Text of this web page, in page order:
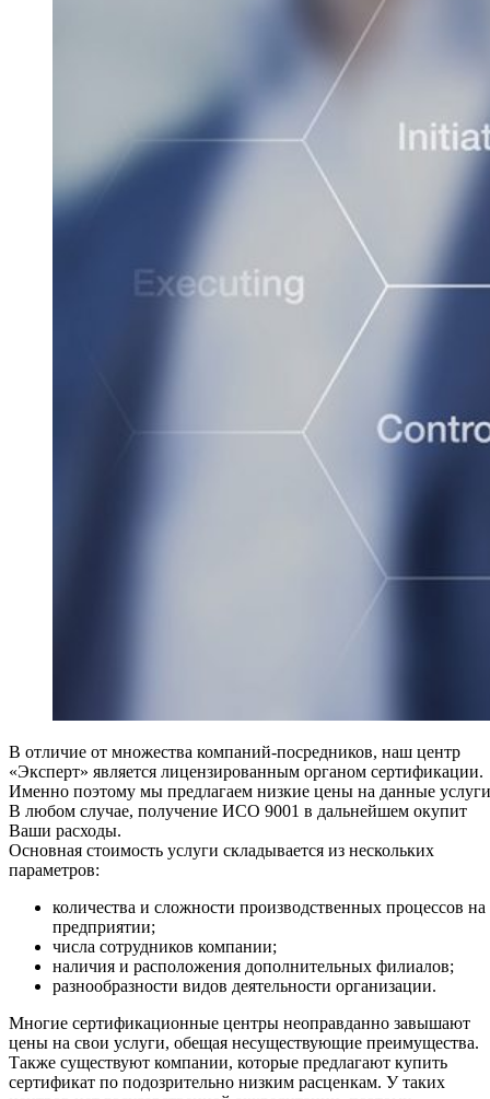
В отличие от множества компаний-посредников, наш центр
«Эксперт» является лицензированным органом сертификации.
Именно поэтому мы предлагаем низкие цены на данные
В любом случае, получение ИСО 9001 в дальнейшем окупит
Ваши расходы.
Основная стоимость услуги складывается из нескольких
параметров:
количества и сложности производственных процессов на
предприятии;
числа сотрудников компании;
наличия и расположения дополнительных филиалов;
разнообразности видов деятельности организации.
Многие сертификационные центры неоправданно завышают
цены на свои услуги, обещая несуществующие преимущества.
Также существуют компании, которые предлагают купить
сертификат по подозрительно низким расценкам. У таких